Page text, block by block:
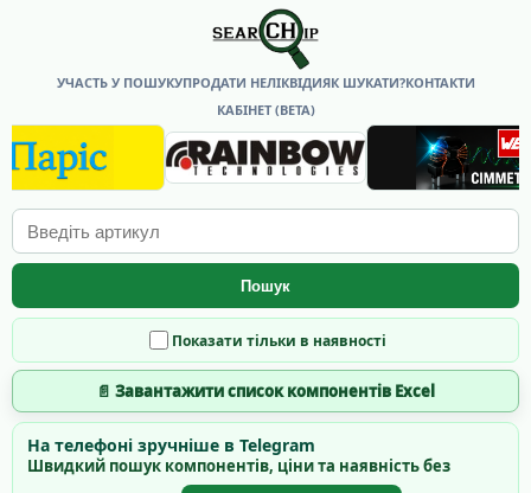
УЧАСТЬ У ПОШУКУПРОДАТИ НЕЛІКВІДИЯК ШУКАТИ?КОНТАКТИ
КАБІНЕТ (BETA)
Пошук
Показати тільки в наявності
📄 Завантажити список компонентів Excel
На телефоні зручніше в Telegram
Швидкий пошук компонентів, ціни та наявність без